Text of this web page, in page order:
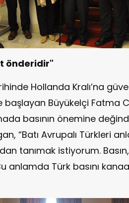
önderidir"
Hollanda Kralı’na
başlayan Büyükelçi Fatma
basının önemine
“Batı Avrupalı Türkleri
tanımak istiyorum.
anlamda Türk basını